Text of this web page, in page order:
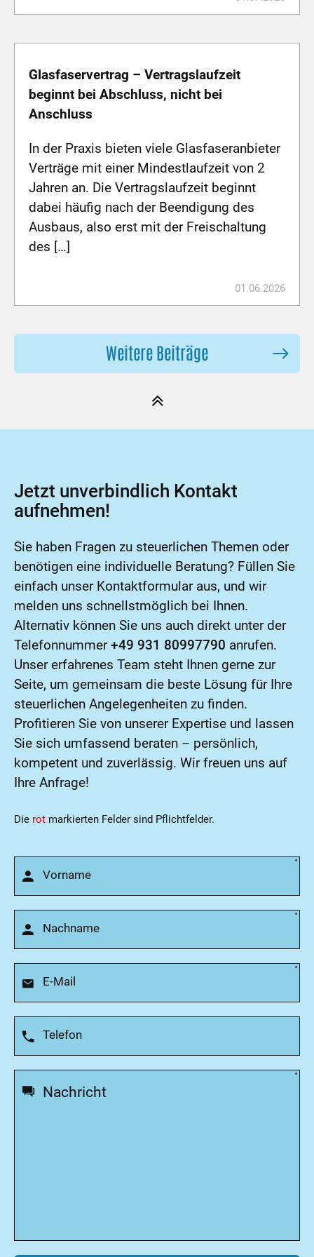
Glasfaservertrag – Vertragslaufzeit
beginnt bei Abschluss, nicht bei
Anschluss
In der Praxis bieten viele Glasfaseranbieter
Verträge mit einer Mindestlaufzeit von 2
Jahren an. Die Vertragslaufzeit beginnt
dabei häufig nach der Beendigung des
Ausbaus, also erst mit der Freischaltung
des […]
01.06.2026
Weitere Beiträge
Jetzt unverbindlich Kontakt
aufnehmen!
Sie haben Fragen zu steuerlichen Themen oder
benötigen eine individuelle Beratung? Füllen Sie
einfach unser Kontaktformular aus, und wir
melden uns schnellstmöglich bei Ihnen.
Alternativ können Sie uns auch direkt unter der
Telefonnummer+49 931 80997790 anrufen.
Unser erfahrenes Team steht Ihnen gerne zur
Seite, um gemeinsam die beste Lösung für Ihre
steuerlichen Angelegenheiten zu finden.
Profitieren Sie von unserer Expertise und lassen
Sie sich umfassend beraten – persönlich,
kompetent und zuverlässig. Wir freuen uns auf
Ihre Anfrage!
Die rot markierten Felder sind Pflichtfelder.